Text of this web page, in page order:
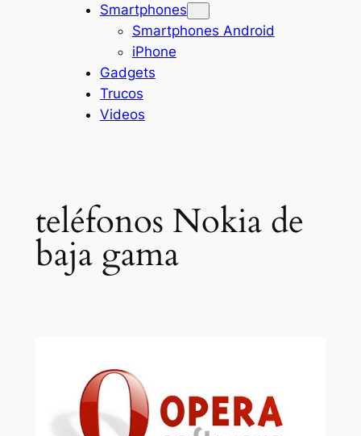
Smartphones
Smartphones Android
iPhone
Gadgets
Trucos
Videos
teléfonos Nokia de
baja gama